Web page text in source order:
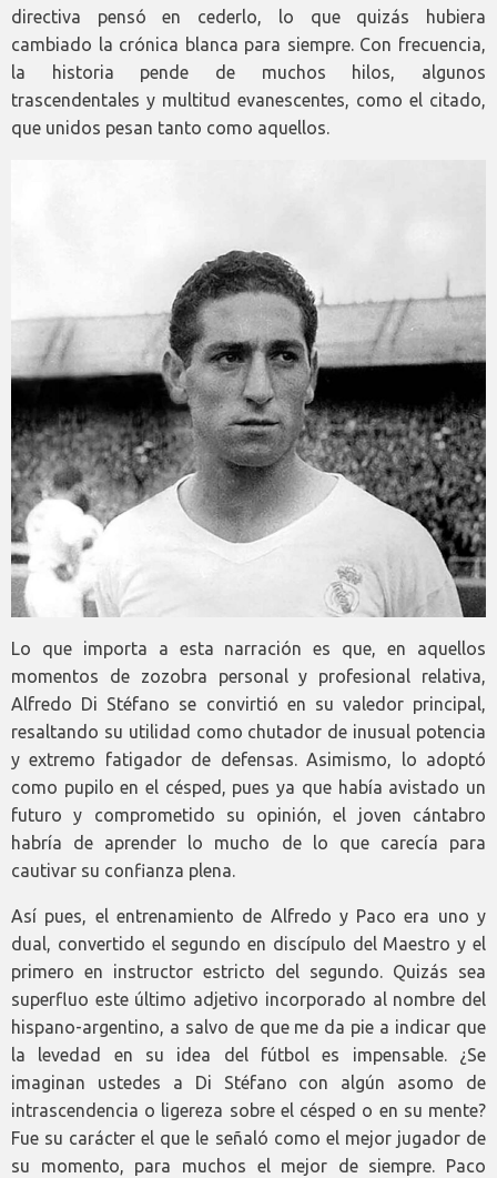
directiva pensó en cederlo, lo que quizás hubiera
cambiado la crónica blanca para siempre. Con frecuencia,
la historia pende de muchos hilos, algunos
trascendentales y multitud evanescentes, como el citado,
que unidos pesan tanto como aquellos.
Lo que importa a esta narración es que, en aquellos
momentos de zozobra personal y profesional relativa,
Alfredo Di Stéfano se convirtió en su valedor principal,
resaltando su utilidad como chutador de inusual potencia
y extremo fatigador de defensas. Asimismo, lo adoptó
como pupilo en el césped, pues ya que había avistado un
futuro y comprometido su opinión, el joven cántabro
habría de aprender lo mucho de lo que carecía para
cautivar su confianza plena.
Así pues, el entrenamiento de Alfredo y Paco era uno y
dual, convertido el segundo en discípulo del Maestro y el
primero en instructor estricto del segundo. Quizás sea
superfluo este último adjetivo incorporado al nombre del
hispano-argentino, a salvo de que me da pie a indicar que
la levedad en su idea del fútbol es impensable. ¿Se
imaginan ustedes a Di Stéfano con algún asomo de
intrascendencia o ligereza sobre el césped o en su mente?
Fue su carácter el que le señaló como el mejor jugador de
su momento, para muchos el mejor de siempre. Paco